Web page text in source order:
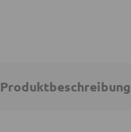
Produktbeschreibung